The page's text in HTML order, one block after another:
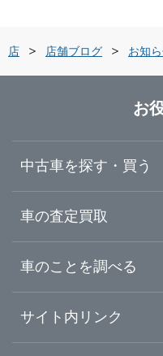
ガリバー米沢店
ガリバー7号酒田店
ガリバー天童店
山形・天童・村山
米沢・置賜
酒田・鶴岡・庄内
山形県
福島県
店 店舗ブログ お知
お
中古車を探す・買う
中古車情報・中古車検索
初めての中古車購入ガイ
車の査定買取
車査定・車買取ならガリ
ガリバーの査定が選ばれ
車のことを調べる
車初心者まとめ
サイト内リンク